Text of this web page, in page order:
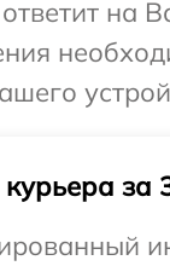
на
за